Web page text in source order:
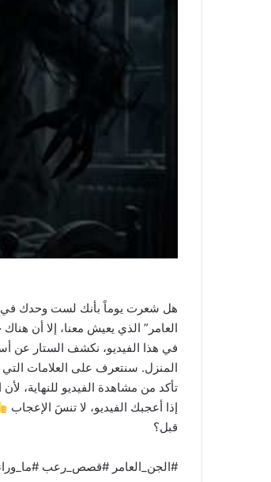
هل شعرت يوماً بأنك لست وحدك في
العامر” الذي يعيش معنا، إلا أن
في هذا الفيديو، نكشف الستار عن
المنزل. سنتعرف على العلامات
تأكد من مشاهدة الفيديو للنهاية،
إذا أعجبك الفيديو، لا تنسَ الإعجاب
قبل؟
⁠#الجن_العامر⁠ ⁠#قصص_رعب⁠